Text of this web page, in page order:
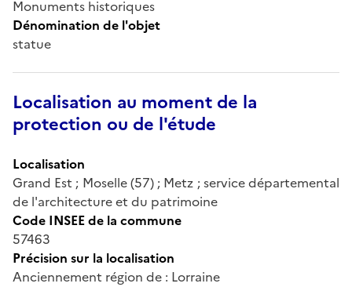
Monuments historiques
Dénomination de l'objet
statue
Localisation au moment de la
protection ou de l'étude
Localisation
Grand Est ; Moselle (57) ; Metz ; service départemental
de l'architecture et du patrimoine
Code INSEE de la commune
57463
Précision sur la localisation
Anciennement région de : Lorraine